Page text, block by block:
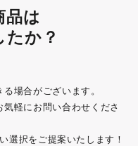
品は
たか？
場合がございます。
軽にお問い合わせくださ
選択をご提案いたします！